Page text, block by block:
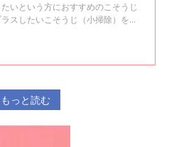
いという方におすすめのこそうじ
スしたいこそうじ（小掃除）をご
もっと読む